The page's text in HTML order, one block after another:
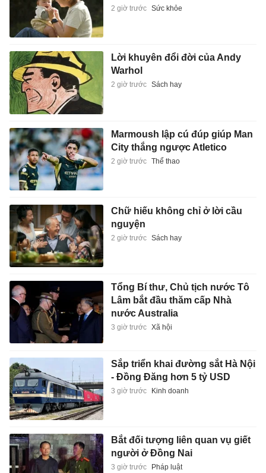
2 giờ trước Sức khỏe
Lời khuyên đổi đời của Andy
Warhol
2 giờ trước Sách hay
Marmoush lập cú đúp giúp Man
City thắng ngược Atletico
2 giờ trước Thể thao
Chữ hiếu không chỉ ở lời cầu
nguyện
2 giờ trước Sách hay
Tổng Bí thư, Chủ tịch nước Tô
Lâm bắt đầu thăm cấp Nhà
nước Australia
3 giờ trước Xã hội
Sắp triển khai đường sắt Hà Nội
- Đồng Đăng hơn 5 tỷ USD
3 giờ trước Kinh doanh
Bắt đối tượng liên quan vụ giết
người ở Đồng Nai
3 giờ trước Pháp luật